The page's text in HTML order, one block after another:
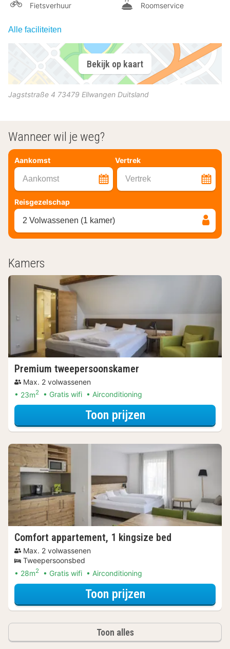
Fietsverhuur
Roomservice
Alle faciliteiten
Bekijk op kaart
Jagststraße 4 73479 Ellwangen Duitsland
Wanneer wil je weg?
Aankomst Vertrek
Aankomst Vertrek
Reisgezelschap
2 Volwassenen (1 kamer)
Kamers
Premium tweepersoonskamer
Max. 2 volwassenen
23m2 Gratis wifi Airconditioning
Toon prijzenvoor Premium
Comfort appartement, 1 kingsize bed
Max. 2 volwassenen
Tweepersoonsbed
28m2 Gratis wifi Airconditioning
Toon prijzenvoor Comfort
Toon alles